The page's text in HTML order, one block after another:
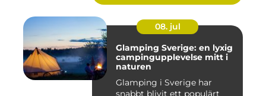
08. jul
Glamping Sverige: en lyxig
campingupplevelse mitt i
naturen
Glamping i Sverige har
snabbt blivit ett populärt